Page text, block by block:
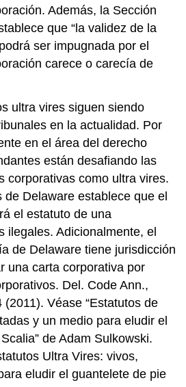
Además, la Sección
que “la validez de la
ser impugnada por el
carece o carecía de
ultra vires siguen siendo
en la actualidad. Por
en el área del derecho
están desafiando las
corporativas como ultra vires.
Delaware establece que el
el estatuto de una
ilegales. Adicionalmente, el
de Delaware tiene jurisdicción
una carta corporativa por
Del. Code Ann.,
(2011).Véase “Estatutos de
y un medio para eludir el
de Adam Sulkowski.
Ultra Vires: vivos,
eludir el guantelete de pie